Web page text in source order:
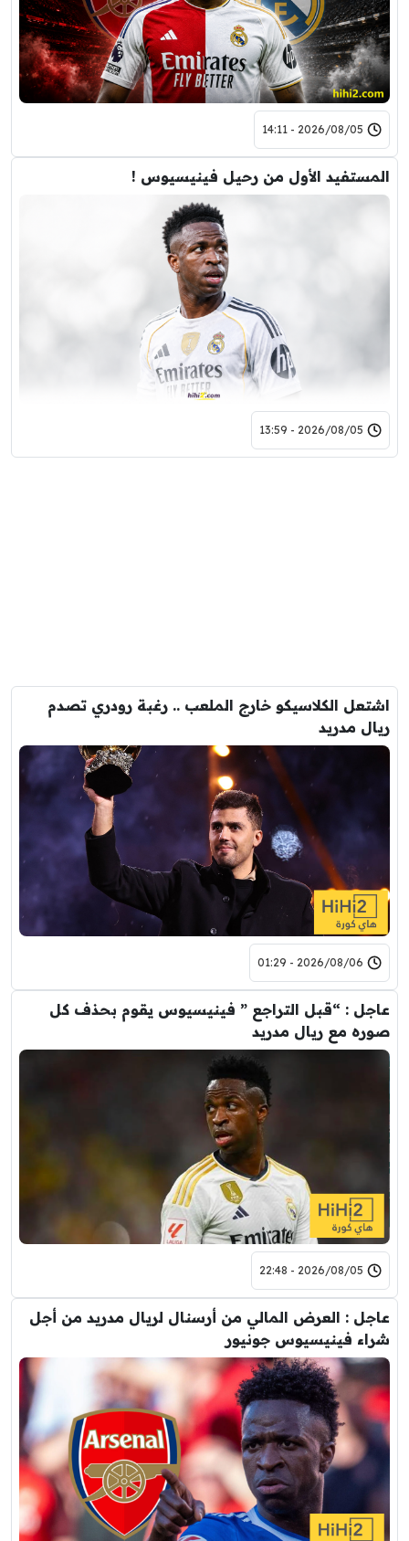
2026/08/05 - 14:11
المستفيد الأول من رحيل فينيسيوس !
2026/08/05 - 13:59
اشتعل الكلاسيكو خارج الملعب .. رغبة رودري تصدم
ريال مدريد
2026/08/06 - 01:29
عاجل : “قبل التراجع ” فينيسيوس يقوم بحذف كل
صوره مع ريال مدريد
2026/08/05 - 22:48
عاجل : العرض المالي من أرسنال لريال مدريد من أجل
شراء فينيسيوس جونيور